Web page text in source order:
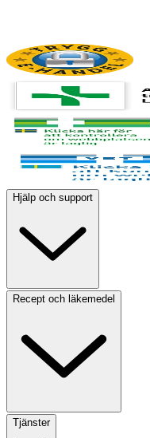
Hjälp och support
Recept och läkemedel
Tjänster